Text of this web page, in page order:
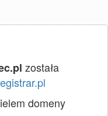
została
domeny